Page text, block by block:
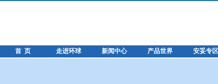
首 页 走进环球 新闻中心 产品世界 安妥专区